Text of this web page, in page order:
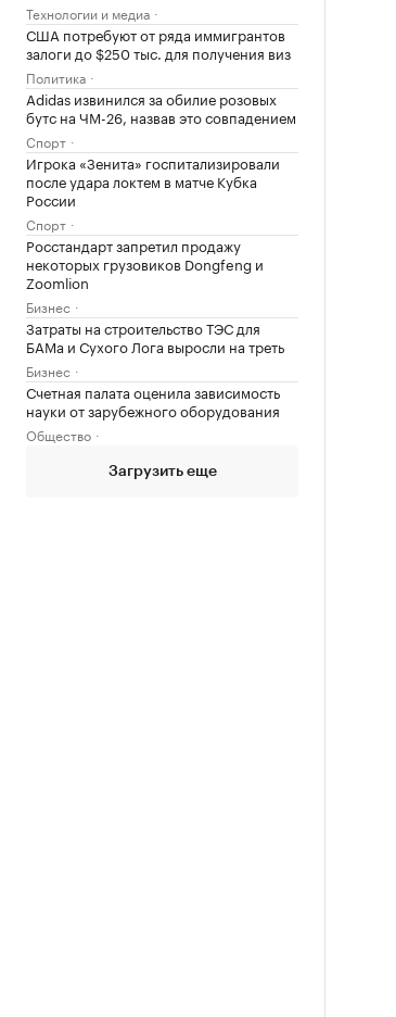
Технологии и медиа
США потребуют от ряда иммигрантов
залоги до $250 тыс. для получения виз
Политика
Adidas извинился за обилие розовых
бутс на ЧМ-26, назвав это совпадением
Спорт
Игрока «Зенита» госпитализировали
после удара локтем в матче Кубка
России
Спорт
Росстандарт запретил продажу
некоторых грузовиков Dongfeng и
Zoomlion
Бизнес
Затраты на строительство ТЭС для
БАМа и Сухого Лога выросли на треть
Бизнес
Счетная палата оценила зависимость
науки от зарубежного оборудования
Общество
Загрузить еще